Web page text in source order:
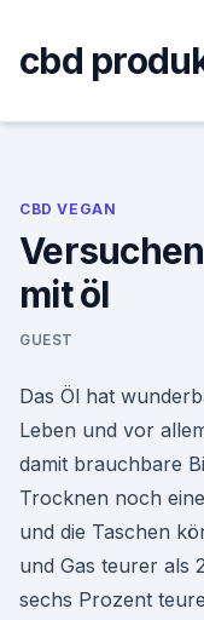
content
cbd
CBD VEGAN
mit öl
GUEST
Das Öl hat
Leben und vor
damit brauchbare
Trocknen noch
und die Taschen
und Gas teurer als
sechs Prozent